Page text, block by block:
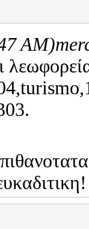
AM)